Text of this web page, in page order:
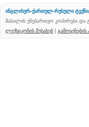
ინგლისურ-ქართულ-რუსული
მასალის უნებართვო კოპირება
ლექსიკონის შესახებ | გამოყენების